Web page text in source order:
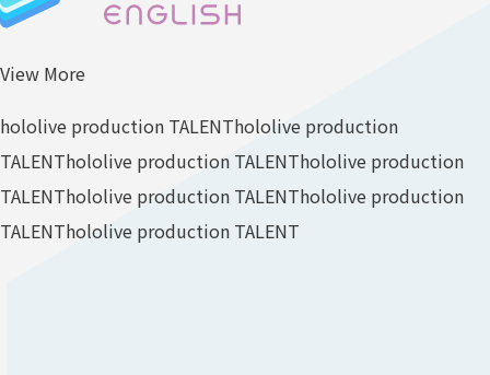
View More
hololive production TALENThololive production
TALENThololive production TALENThololive production
TALENThololive production TALENThololive production
TALENThololive production TALENT